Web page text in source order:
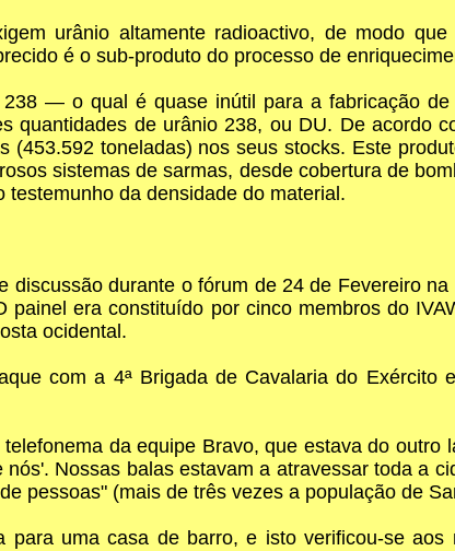
urânio altamente radioactivo, de modo
é o sub-produto do processo de
— o qual é quase inútil para a fabricação
quantidades de urânio 238, ou DU. De acordo
(453.592 toneladas) nos seus stocks. Este
sistemas de sarmas, desde cobertura de
testemunho da densidade do material.
discussão durante o fórum de 24 de Fevereiro
painel era constituído por cinco membros do
ocidental.
com a 4ª Brigada de Cavalaria do
da equipe Bravo, que estava do outro
Nossas balas estavam a atravessar toda a
pessoas" (mais de três vezes a população de
para uma casa de barro, e isto verificou-se